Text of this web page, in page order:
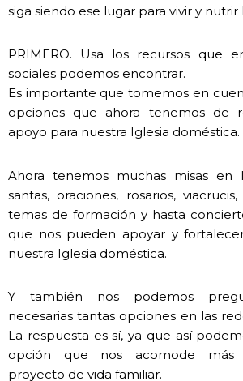
siga siendo ese lugar para vivir y nutrir
PRIMERO. Usa los recursos que
sociales podemos encontrar.
Es importante que tomemos en
opciones que ahora tenemos de
apoyo para nuestra Iglesia doméstica.
Ahora tenemos muchas misas en
santas, oraciones, rosarios,
temas de formación y hasta
que nos pueden apoyar y
nuestra Iglesia doméstica.
Y también nos podemos
necesarias tantas opciones en las
La respuesta es sí, ya que así
opción que nos acomode más
proyecto de vida familiar.